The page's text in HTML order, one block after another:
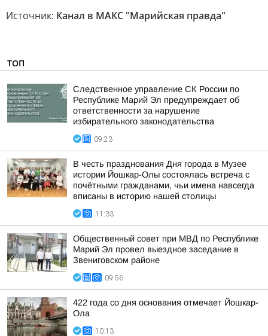
Источник: Канал в МАКС "Марийская правда"
ТОП
Следственное управление СК России по
Республике Марий Эл предупреждает об
ответственности за нарушение
избирательного законодательства
09:23
В честь празднования Дня города в Музее
истории Йошкар-Олы состоялась встреча с
почётными гражданами, чьи имена навсегда
вписаны в историю нашей столицы
11:33
Общественный совет при МВД по Республике
Марий Эл провел выездное заседание в
Звениговском районе
09:56
422 года со дня основания отмечает Йошкар-
Ола
10:13